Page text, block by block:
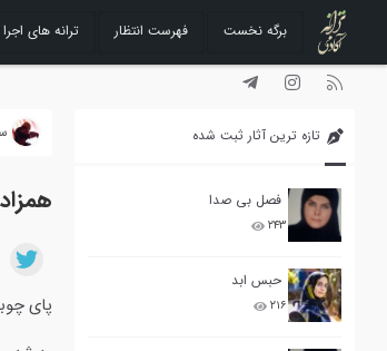
رفتن
به
محتوا
برگه نخست فهرست انتظار ترانه های
تازه ترین آثار ثبت شده
فصل بی صدا
۲۴۳
حبس ابد
۲۱۶
پای